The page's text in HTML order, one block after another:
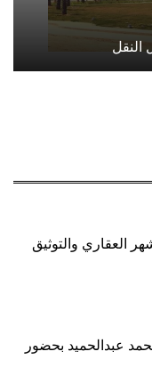
النقل
العقاري والتوثيق
عبدالحميد بحضور